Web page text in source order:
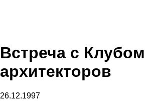
Встреча с Клубом
архитекторов
26.12.1997